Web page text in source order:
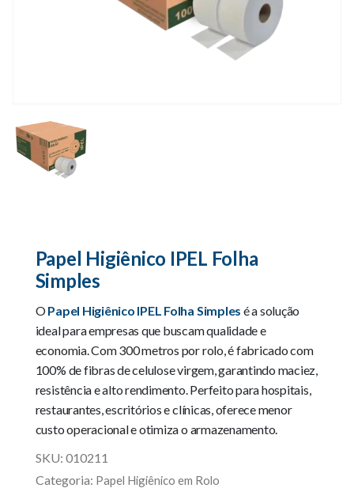
Papel Higiênico IPEL Folha
Simples
OPapel Higiênico IPEL Folha Simples é a solução
ideal para empresas que buscam qualidade e
economia. Com 300 metros por rolo, é fabricado com
100% de fibras de celulose virgem, garantindo maciez,
resistência e alto rendimento. Perfeito para hospitais,
restaurantes, escritórios e clínicas, oferece menor
custo operacional e otimiza o armazenamento.
SKU: 010211
Categoria: Papel Higiênico em Rolo